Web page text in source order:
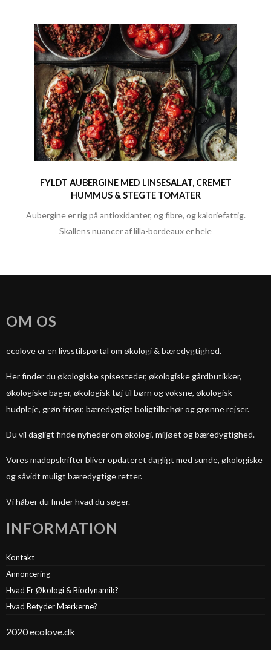
FYLDT AUBERGINE MED LINSESALAT, CREMET
HUMMUS & STEGTE TOMATER
Aubergine er rig på antioxidanter, og fibre, og kaloriefattig.
Skallens nuancer af lilla-bordeaux er hele
OM OS
ecolove er en livsstilsportal om økologi & bæredygtighed.
Her finder du økologiske spisesteder, økologiske gårdbutikker,
økologiske bager, økologisk tøj til børn og voksne, økologisk
hudpleje, grøn frisør, bæredygtigt boligtilbehør og grønne rejser.
Du vil dagligt finde nyheder om økologi, miljøet og bæredygtighed.
Vores madopskrifter bliver opdateret dagligt med sunde, økologiske
og såvidt muligt bæredygtige retter.
Vi håber du finder hvad du søger.
INFORMATION
Kontakt
Annoncering
Hvad Er Økologi & Biodynamik?
Hvad Betyder Mærkerne?
2020 ecolove.dk